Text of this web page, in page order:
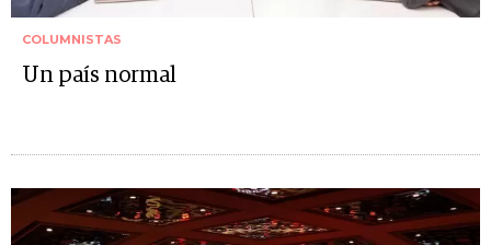
COLUMNISTAS
Un país normal